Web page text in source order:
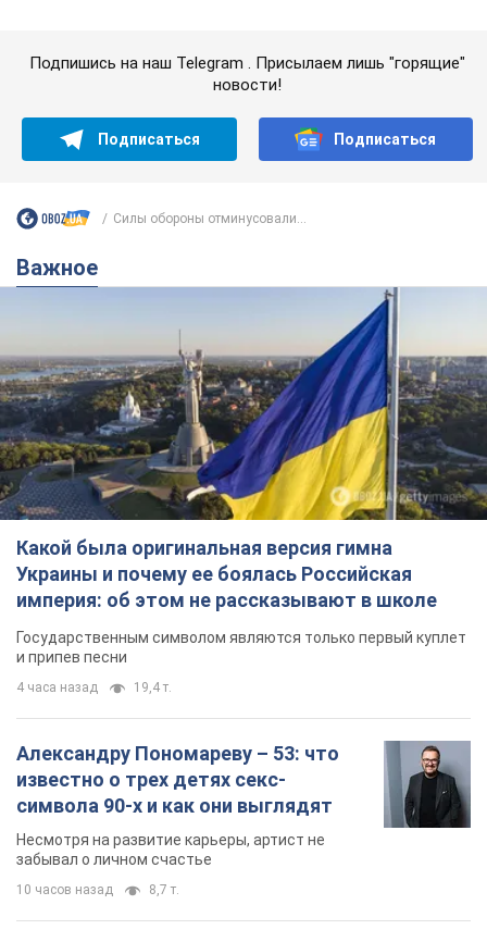
Подпишись на наш Telegram . Присылаем лишь "горящие"
новости!
Подписаться Подписаться
Силы обороны отминусовали...
Важное
Какой была оригинальная версия гимна
Украины и почему ее боялась Российская
империя: об этом не рассказывают в школе
Государственным символом являются только первый куплет
и припев песни
4 часа назад 19,4 т.
Александру Пономареву – 53: что
известно о трех детях секс-
символа 90-х и как они выглядят
Несмотря на развитие карьеры, артист не
забывал о личном счастье
10 часов назад 8,7 т.